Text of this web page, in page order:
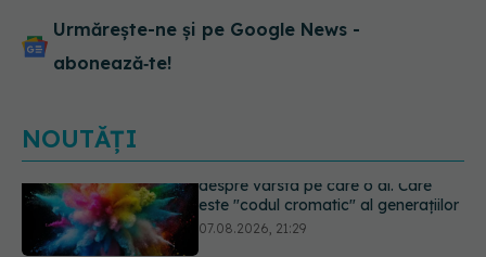
Urmărește-ne și pe Google News -
abonează‑te!
NOUTĂȚI
EXCLUSIV Cancerele care pot fi
prevenite. Dr. Sorin Bogdan